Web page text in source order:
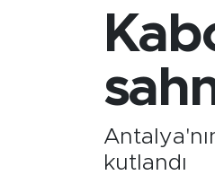
kutlandı
Ekonomi
Güncel
Gündem
Süper Lig Puan
Tüm Manşetler
Son Dakika Haberleri
Haber Arşivi